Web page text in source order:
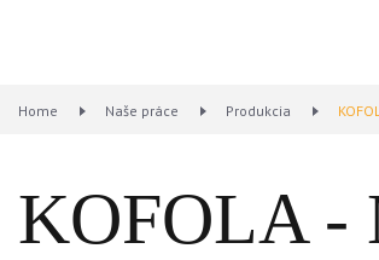
Home Naše práce Produkcia
KOFOLA -